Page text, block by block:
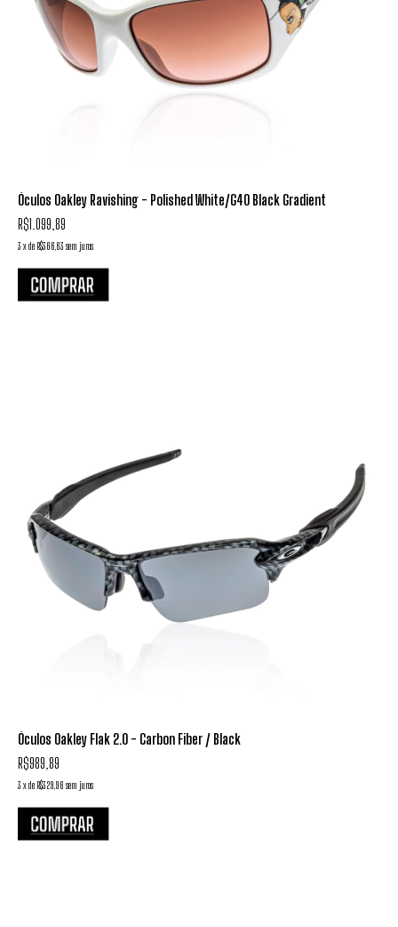
Óculos Oakley Ravishing - Polished White/G40 Black Gradient
R$1.099,89
3 xde R$366,63 sem juros
Óculos Oakley Flak 2.0 - Carbon Fiber / Black
R$989,89
3 xde R$329,96 sem juros